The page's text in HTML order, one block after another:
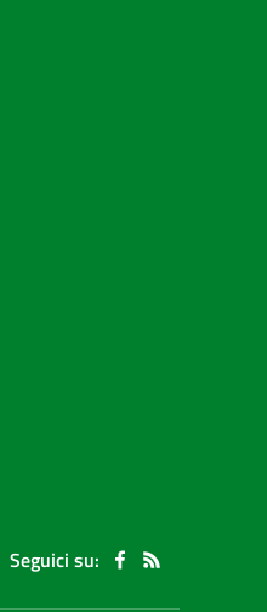
Seguici su: